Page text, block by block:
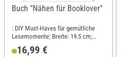
Buch "Nähen für Booklover"
: DIY Must-Haves für gemütliche
Lesemomente; Breite: 19.5 cm;
Höhe: 25 cm
16,99 €